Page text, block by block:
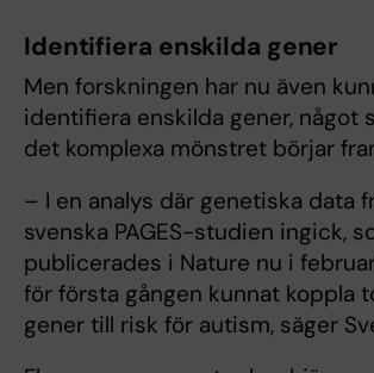
Identifiera enskilda gener
Men forskningen har nu även
identifiera enskilda gener, något
det komplexa mönstret börjar
– I en analys där genetiska data
svenska PAGES-studien ingick,
publicerades i Nature nu i
för första gången kunnat koppla
gener till risk för autism, säger